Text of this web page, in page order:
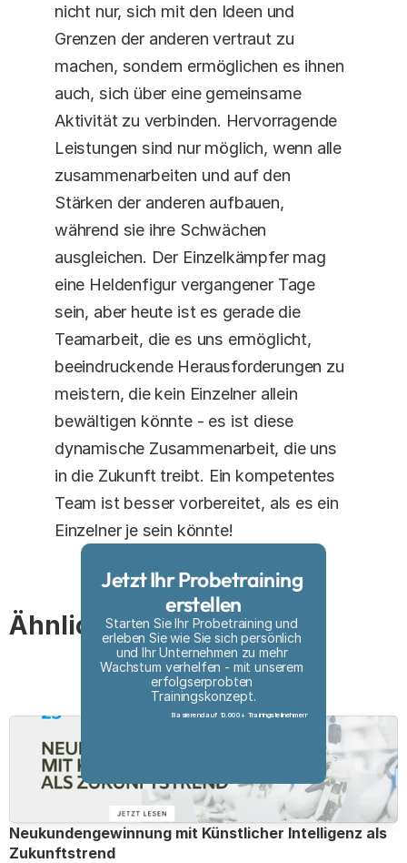
nicht nur, sich mit den Ideen und
Grenzen der anderen vertraut zu
machen, sondern ermöglichen es ihnen
auch, sich über eine gemeinsame
Aktivität zu verbinden. Hervorragende
Leistungen sind nur möglich, wenn alle
zusammenarbeiten und auf den
Stärken der anderen aufbauen,
während sie ihre Schwächen
ausgleichen. Der Einzelkämpfer mag
eine Heldenfigur vergangener Tage
sein, aber heute ist es gerade die
Teamarbeit, die es uns ermöglicht,
beeindruckende Herausforderungen zu
meistern, die kein Einzelner allein
bewältigen könnte - es ist diese
dynamische Zusammenarbeit, die uns
in die Zukunft treibt. Ein kompetentes
Team ist besser vorbereitet, als es ein
Einzelner je sein könnte!
Jetzt Ihr Probetraining
erstellen
Starten Sie Ihr Probetraining und
erleben Sie wie Sie sich persönlich
und Ihr Unternehmen zu mehr
Wachstum verhelfen - mit unserem
erfolgserprobten
Trainingskonzept.
Basierend auf 10.000+ Trainingsteilnehmern
Ähnliche Artikel
Neukundengewinnung mit Künstlicher Intelligenz als
Zukunftstrend